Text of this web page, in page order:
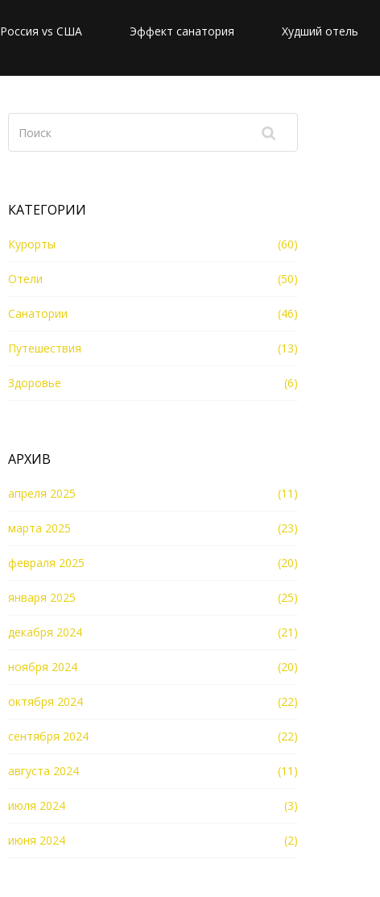
Россия vs США Эффект санатория Худший отель
КАТЕГОРИИ
Курорты (60)
Отели (50)
Санатории (46)
Путешествия (13)
Здоровье (6)
АРХИВ
апреля 2025 (11)
марта 2025 (23)
февраля 2025 (20)
января 2025 (25)
декабря 2024 (21)
ноября 2024 (20)
октября 2024 (22)
сентября 2024 (22)
августа 2024 (11)
июля 2024 (3)
июня 2024 (2)